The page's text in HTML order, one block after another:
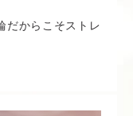
だからこそストレ